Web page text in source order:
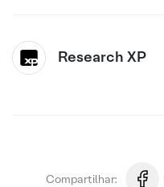
Research XP
Compartilhar: